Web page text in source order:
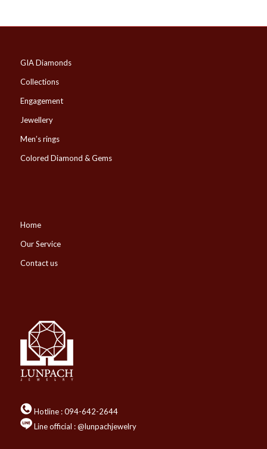
GIA Diamonds
Collections
Engagement
Jewellery
Men’s rings
Colored Diamond & Gems
Home
Our Service
Contact us
Hotline :094-642-2644
Line official : @lunpachjewelry